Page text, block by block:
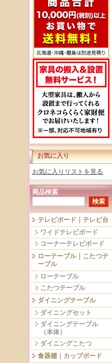
お気に入り
お気に入りリストを見る
商品検索
テレビボード｜テレビ台
ワイドテレビボード
コーナーテレビボード
ローテーブル｜こたつテ
ーブル
ローテーブル
こたつテーブル
ダイニングテーブル
ダイニングセット
ダイニングテーブル
（本体）
ダイニングこたつ
食器棚｜カップボード